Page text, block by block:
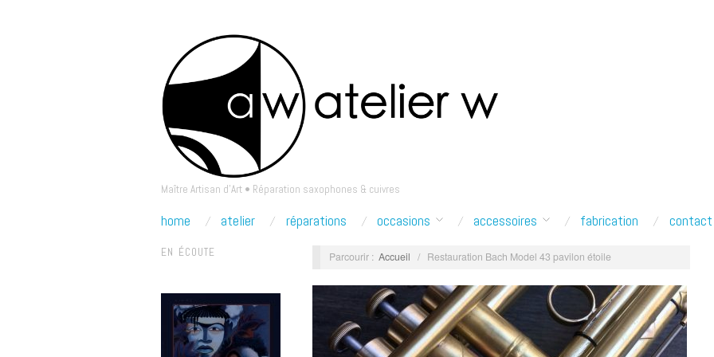
Maître Artisan d'Art • Réparation saxophones & cuivres
home atelier réparations occasions accessoires fabrication contact
EN ÉCOUTE Parcourir : Accueil / Restauration Bach Model 43 pavilon étoile